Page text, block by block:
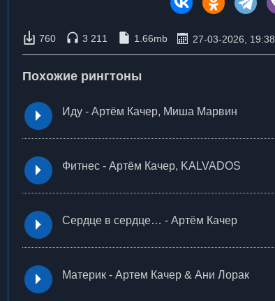
760 3 211 1.66mb 27-03-2026, 19:38
Похожие рингтоны
Иду - Артём Качер, Миша Марвин
Фитнес - Артём Качер, KALVADOS
Сердце в сердце… - Артём Качер
Материк - Артем Качер & Ани Лорак